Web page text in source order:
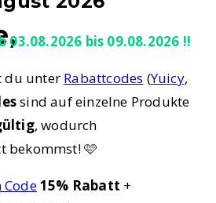
03.08.2026 bis 09.08.2026 !!
du unter Rabattcodes (Yuicy,
sind auf einzelne Produkte
, wodurch
bekommst! 🩷
15% Rabatt +